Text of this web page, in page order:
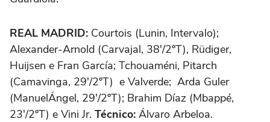
REAL MADRID: Courtois (Lunin, Intervalo);
Alexander-Arnold (Carvajal, 38'/2ºT), Rüdiger,
Huijsen e Fran García; Tchouaméni, Pitarch
(Camavinga, 29'/2ºT) e Valverde; Arda Guler
(ManuelÁngel, 29'/2ºT); Brahim Díaz (Mbappé,
23'/2ºT) e Vini Jr. Técnico: Álvaro Arbeloa.